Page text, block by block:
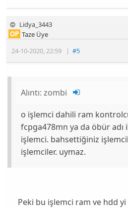
Lidya_3443
24-10-2020,22:59 |#5
OP Taze Üye
Alıntı:zombi
o işlemci dahili ram
fcpga478mn ya da öbür
işlemci. bahsettiğiniz
işlemciler. uymaz.
Peki bu işlemci ram ve hdd